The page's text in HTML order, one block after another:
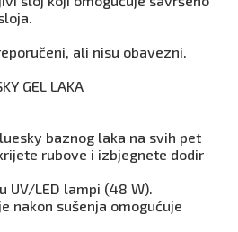
ali nisu obavezni.
GEL LAKA
baznog laka na svih pet
rubove i izbjegnete dodir
UV/LED lampi (48 W).
nakon sušenja omogućuje